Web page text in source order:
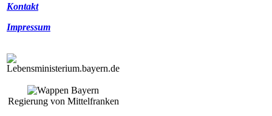
Kontakt
Impressum
Regierung von Mittelfranken